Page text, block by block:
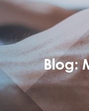
Blog: